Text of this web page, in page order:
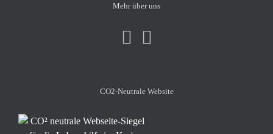
Mehr über uns
CO2-Neutrale Website